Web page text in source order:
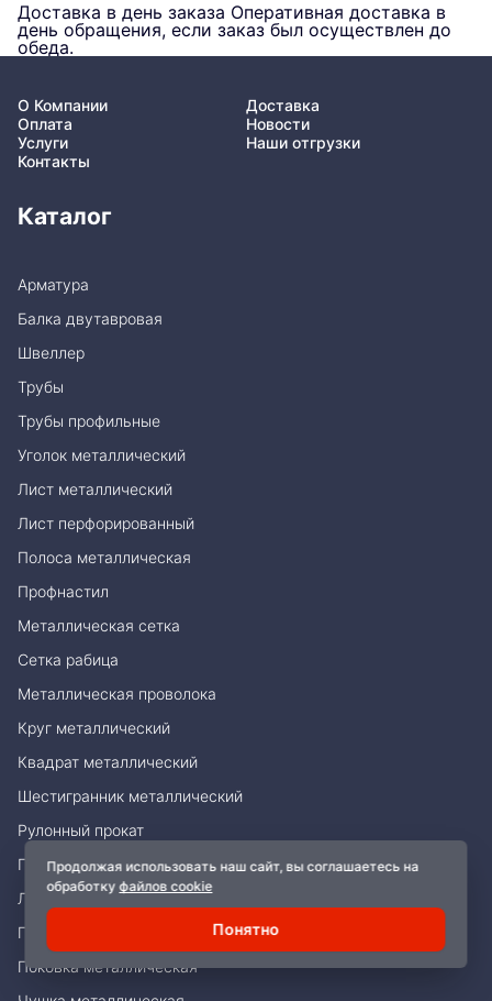
Доставка в день заказа Оперативная доставка в
день обращения, если заказ был осуществлен до
обеда.
Продолжая использовать наш сайт, вы соглашаетесь на
обработкуфайлов cookie
Понятно
О Компании
Доставка
Оплата
Новости
Услуги
Наши отгрузки
Контакты
Каталог
Арматура
Балка двутавровая
Швеллер
Трубы
Трубы профильные
Уголок металлический
Лист металлический
Лист перфорированный
Полоса металлическая
Профнастил
Металлическая сетка
Сетка рабица
Металлическая проволока
Круг металлический
Квадрат металлический
Шестигранник металлический
Рулонный прокат
Гофрированный лист
Лента металлическая
Плита металлическая
Поковка металлическая